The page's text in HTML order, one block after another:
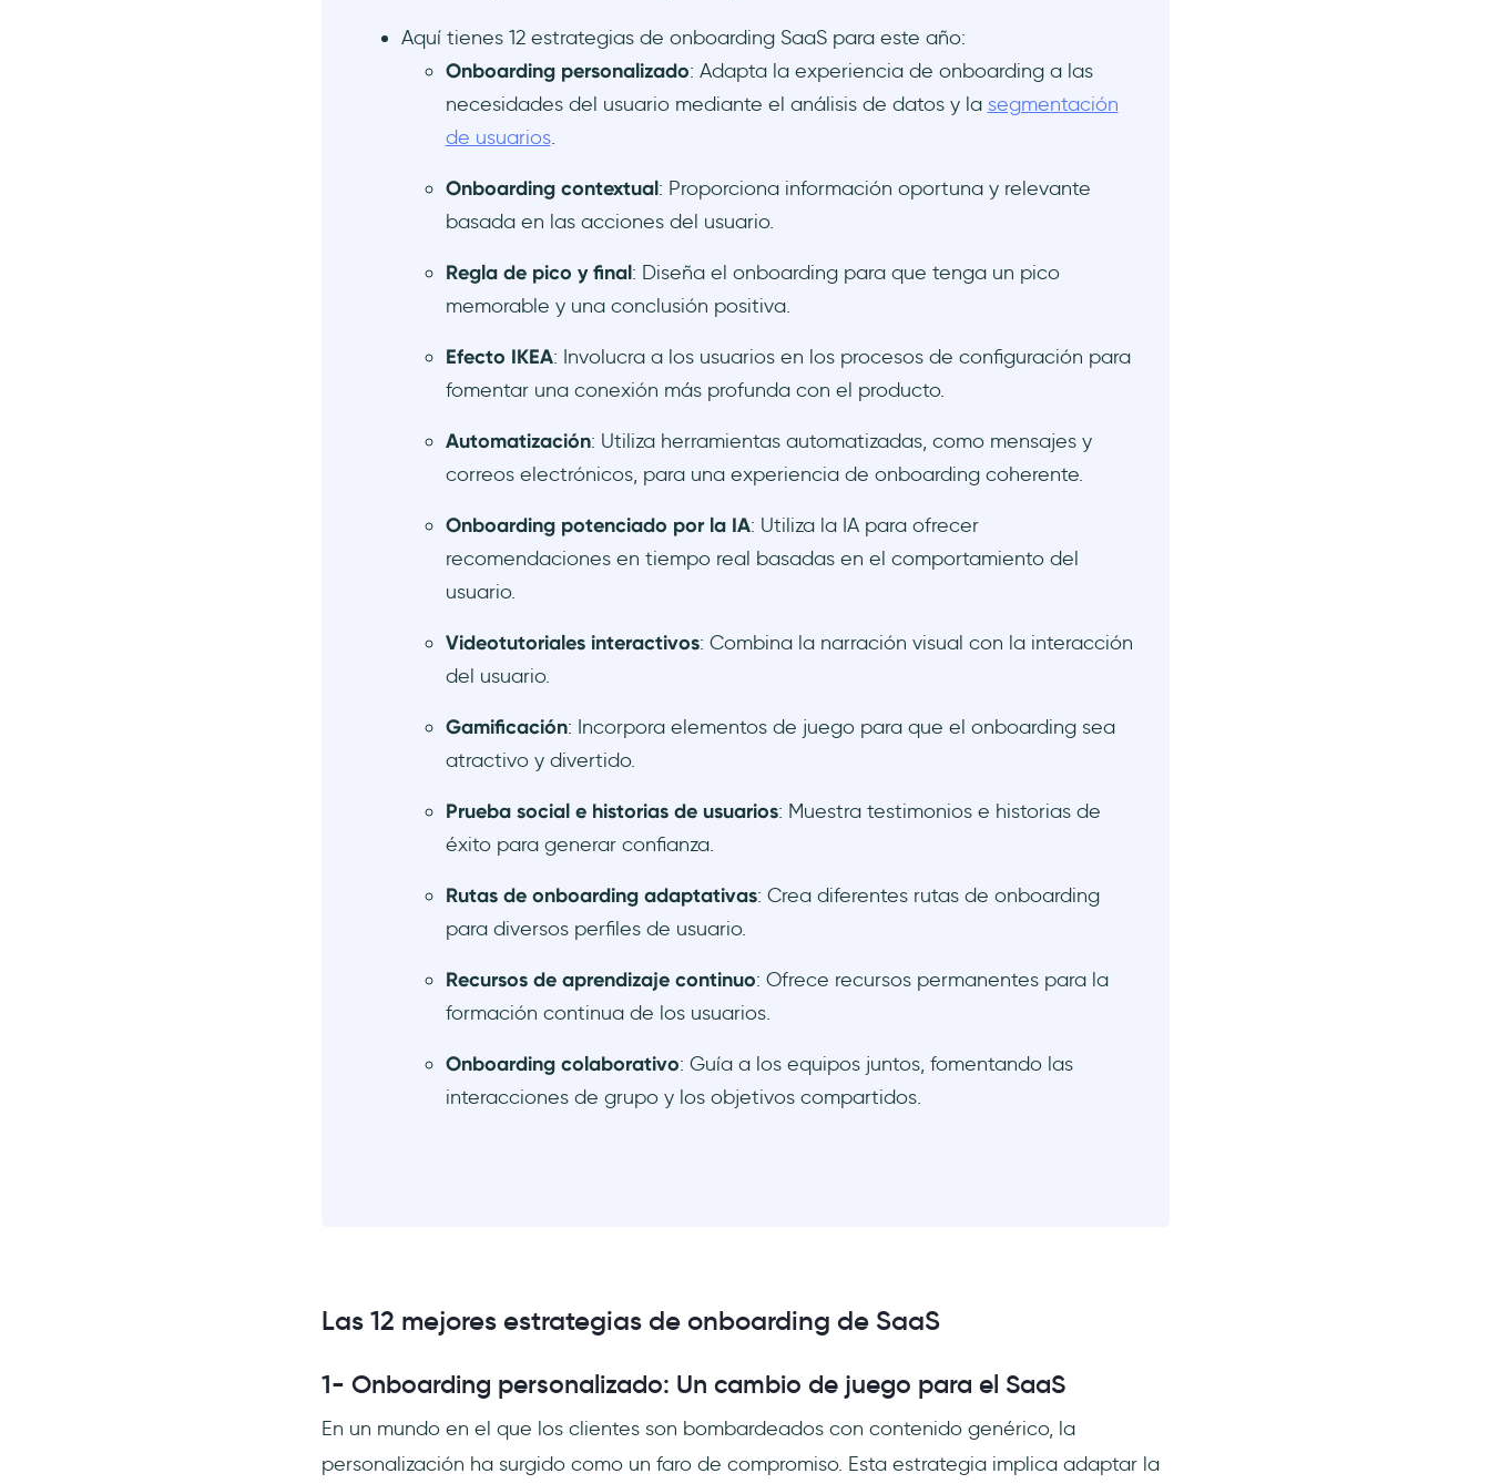
Aquí tienes 12 estrategias de onboarding SaaS para este año:
Onboarding personalizado: Adapta la experiencia de onboarding a las
necesidades del usuario mediante el análisis de datos y la segmentación
de usuarios.
Onboarding contextual: Proporciona información oportuna y relevante
basada en las acciones del usuario.
Regla de pico y final: Diseña el onboarding para que tenga un pico
memorable y una conclusión positiva.
Efecto IKEA: Involucra a los usuarios en los procesos de configuración para
fomentar una conexión más profunda con el producto.
Automatización: Utiliza herramientas automatizadas, como mensajes y
correos electrónicos, para una experiencia de onboarding coherente.
Onboarding potenciado por la IA: Utiliza la IA para ofrecer
recomendaciones en tiempo real basadas en el comportamiento del
usuario.
Videotutoriales interactivos: Combina la narración visual con la interacción
del usuario.
Gamificación: Incorpora elementos de juego para que el onboarding sea
atractivo y divertido.
Prueba social e historias de usuarios: Muestra testimonios e historias de
éxito para generar confianza.
Rutas de onboarding adaptativas: Crea diferentes rutas de onboarding
para diversos perfiles de usuario.
Recursos de aprendizaje continuo: Ofrece recursos permanentes para la
formación continua de los usuarios.
Onboarding colaborativo: Guía a los equipos juntos, fomentando las
interacciones de grupo y los objetivos compartidos.
Las 12 mejores estrategias de onboarding de SaaS
1- Onboarding personalizado: Un cambio de juego para el SaaS
En un mundo en el que los clientes son bombardeados con contenido genérico, la
personalización ha surgido como un faro de compromiso. Esta estrategia implica adaptar la